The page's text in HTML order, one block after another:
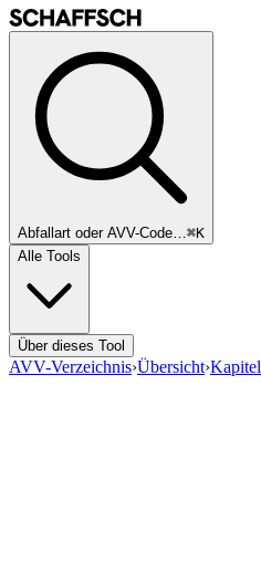
Abfallart oder AVV-Code…⌘K
Alle Tools
Über dieses Tool
AVV-Verzeichnis›Übersicht›Kapitel